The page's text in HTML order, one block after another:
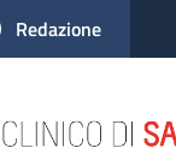
Redazione